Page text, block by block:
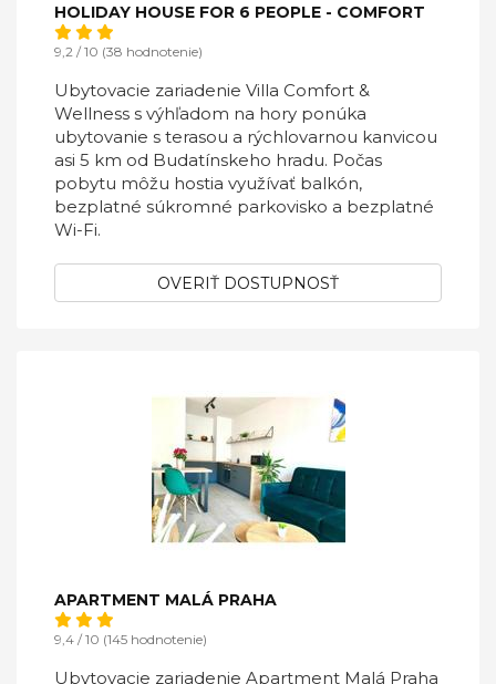
HOLIDAY HOUSE FOR 6 PEOPLE - COMFORT
9,2 / 10 (38 hodnotenie)
Ubytovacie zariadenie Villa Comfort &
Wellness s výhľadom na hory ponúka
ubytovanie s terasou a rýchlovarnou kanvicou
asi 5 km od Budatínskeho hradu. Počas
pobytu môžu hostia využívať balkón,
bezplatné súkromné parkovisko a bezplatné
Wi-Fi.
OVERIŤ DOSTUPNOSŤ
APARTMENT MALÁ PRAHA
9,4 / 10 (145 hodnotenie)
Ubytovacie zariadenie Apartment Malá Praha